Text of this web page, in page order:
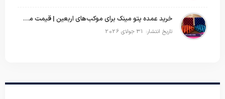
خرید عمده پتو مینک برای موکب‌های اربعین | قیمت مناسب و ارسال سریع
تاریخ انتشار: 31 جولای 2026